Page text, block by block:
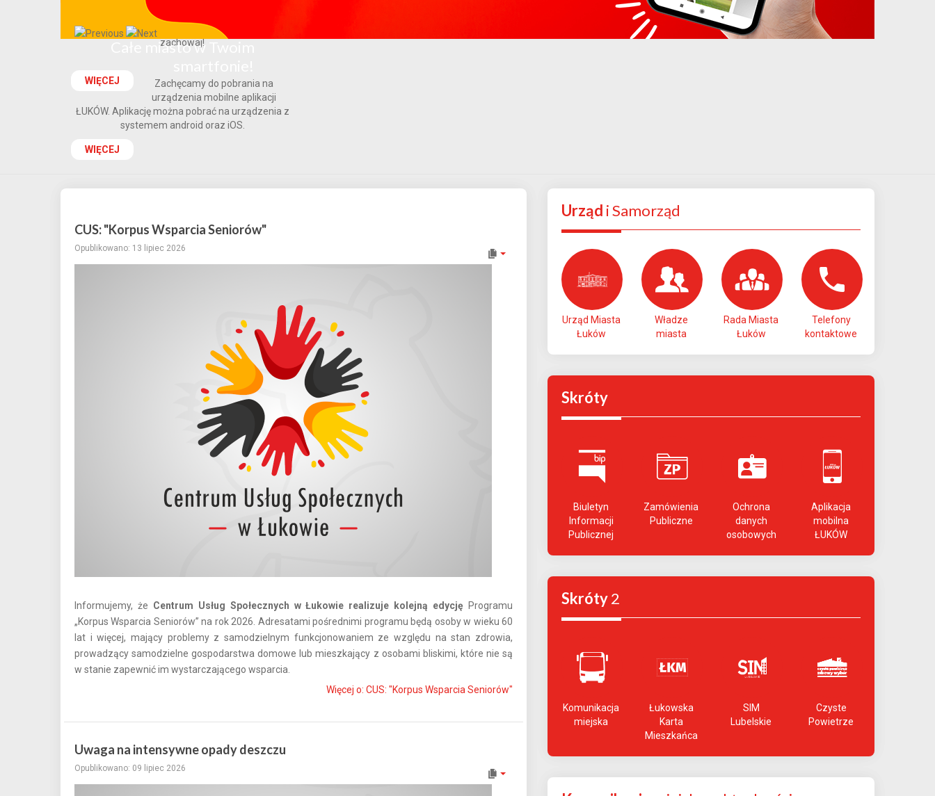
Poradnik bezpieczeństwa
Poradnik bezpieczeństwa - przeczytaj, przećwicz i
zachowaj!
WIĘCEJ
Całe miasto w Twoim
Zachęcamy do pobrania na
urządzenia mobilne aplikacji
ŁUKÓW. Aplikację można pobrać na urządzenia z
systemem android oraz iOS.
WIĘCEJ
CUS: "Korpus Wsparcia Seniorów"
Opublikowano: 13 lipiec 2026
Informujemy, że Centrum Usług Społecznych w Łukowie realizuje kolejną edycję Programu
„Korpus Wsparcia Seniorów” na rok 2026. Adresatami pośrednimi programu będą osoby w wieku 60
lat i więcej, mający problemy z samodzielnym funkcjonowaniem ze względu na stan zdrowia,
prowadzący samodzielne gospodarstwa domowe lub mieszkający z osobami bliskimi, które nie są
w stanie zapewnić im wystarczającego wsparcia.
Więcej o: CUS: "Korpus Wsparcia Seniorów"
Uwaga na intensywne opady deszczu
Opublikowano: 09 lipiec 2026
Urząd i Samorząd
Urząd Miasta
Łuków
Władze
miasta
Rada Miasta
Łuków
Telefony
kontaktowe
Skróty
Biuletyn
Informacji
Publicznej
Zamówienia
Publiczne
Ochrona
danych
osobowych
Aplikacja
mobilna
ŁUKÓW
Skróty2
Komunikacja
miejska
Łukowska
Karta
Mieszkańca
SIM
Lubelskie
Czyste
Powietrze